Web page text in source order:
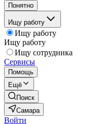
Понятно
Ищу работу
Ищу работу
Ищу работу
Ищу сотрудника
Сервисы
Помощь
Ещё
Поиск
Самара
Войти